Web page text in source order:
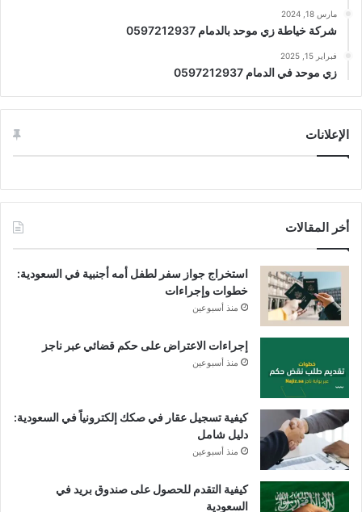
مارس 18, 2024
شركة خياطة زي موحد بالدمام 0597212937
فبراير 15, 2025
زي موحد في الدمام 0597212937
الإعلانات
أخر المقالات
استخراج جواز سفر لطفل أمه أجنبية في السعودية:
خطوات وإجراءات
منذ أسبوعين
إجراءات الاعتراض على حكم قضائي عبر ناجز
منذ أسبوعين
كيفية تسجيل عقار في صكك إلكترونياً في السعودية:
دليل شامل
منذ أسبوعين
كيفية التقدم للحصول على صندوق بريد في
السعودية